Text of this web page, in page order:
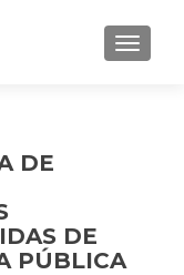
DE
DE
PÚBLICA